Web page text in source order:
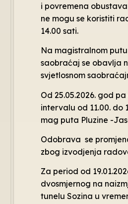
i povremena
ne mogu se koristiti
14.00 sati.
Na magistralnom
saobraćaj se obavlja
svjetlosnom
Od 25.05.2026. god
intervalu od 11.00. do
mag puta Pluzine -
Odobrava se
zbog izvodjenja
Za period od
dvosmjernog na
tunelu Sozina u